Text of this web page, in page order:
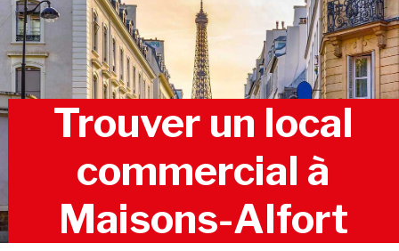
Trouver un local
commercial à
Maisons-Alfort